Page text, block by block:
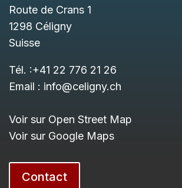
Route de Crans 1
1298 Céligny
Suisse
Tél. :+41 22 776 21 26
Email : info@celigny.ch
Voir sur Open Street Map
Voir sur Google Maps
Contact